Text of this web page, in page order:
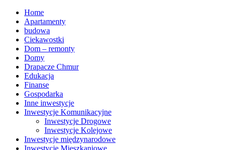
Home
Apartamenty
budowa
Ciekawostki
Dom – remonty
Domy
Drapacze Chmur
Edukacja
Finanse
Gospodarka
Inne inwestycje
Inwestycje Komunikacyjne
Inwestycje Drogowe
Inwestycje Kolejowe
Inwestycje międzynarodowe
Inwestycje Mieszkaniowe